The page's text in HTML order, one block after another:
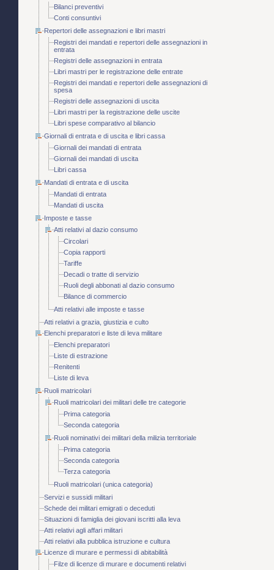
Bilanci preventivi
Conti consuntivi
Repertori delle assegnazioni e libri mastri
Registri dei mandati e repertori delle assegnazioni in
entrata
Registri delle assegnazioni in entrata
Libri mastri per le registrazione delle entrate
Registri dei mandati e repertori delle assegnazioni di
spesa
Registri delle assegnazioni di uscita
Libri mastri per la registrazione delle uscite
Libri spese comparativo al bilancio
Giornali di entrata e di uscita e libri cassa
Giornali dei mandati di entrata
Giornali dei mandati di uscita
Libri cassa
Mandati di entrata e di uscita
Mandati di entrata
Mandati di uscita
Imposte e tasse
Atti relativi al dazio consumo
Circolari
Copia rapporti
Tariffe
Decadi o tratte di servizio
Ruoli degli abbonati al dazio consumo
Bilance di commercio
Atti relativi alle imposte e tasse
Atti relativi a grazia, giustizia e culto
Elenchi preparatori e liste di leva militare
Elenchi preparatori
Liste di estrazione
Renitenti
Liste di leva
Ruoli matricolari
Ruoli matricolari dei militari delle tre categorie
Prima categoria
Seconda categoria
Ruoli nominativi dei militari della milizia territoriale
Prima categoria
Seconda categoria
Terza categoria
Ruoli matricolari (unica categoria)
Servizi e sussidi militari
Schede dei militari emigrati o deceduti
Situazioni di famiglia dei giovani iscritti alla leva
Atti relativi agli affari militari
Atti relativi alla pubblica istruzione e cultura
Licenze di murare e permessi di abitabilità
Filze di licenze di murare e documenti relativi